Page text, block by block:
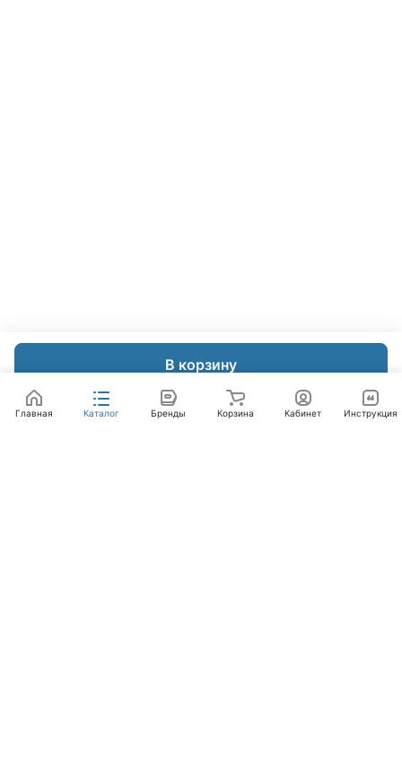
В корзину
Главная Каталог Бренды Корзина Кабинет Инструкция